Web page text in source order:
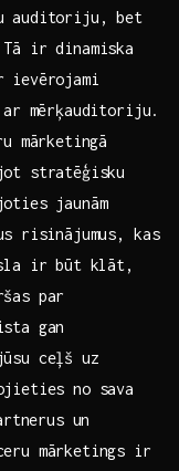
auditoriju, bet
ir dinamiska
ievērojami
mērķauditoriju.
mārketingā
stratēģisku
jaunām
risinājumus, kas
ir būt klāt,
par
‌gan
ceļš uz
​no ‍sava
un
mārketings ir